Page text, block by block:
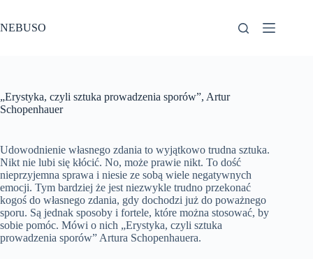
treści
NEBUSO
„Erystyka, czyli sztuka prowadzenia sporów”, Artur
Schopenhauer
Udowodnienie własnego zdania to wyjątkowo trudna sztuka.
Nikt nie lubi się kłócić. No, może prawie nikt. To dość
nieprzyjemna sprawa i niesie ze sobą wiele negatywnych
emocji. Tym bardziej że jest niezwykle trudno przekonać
kogoś do własnego zdania, gdy dochodzi już do poważnego
sporu. Są jednak sposoby i fortele, które można stosować, by
sobie pomóc. Mówi o nich „Erystyka, czyli sztuka
prowadzenia sporów” Artura Schopenhauera.